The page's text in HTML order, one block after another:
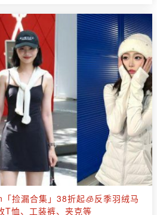
捡漏合集」38折起🧊反季羽绒马
T恤、工装裤、夹克等